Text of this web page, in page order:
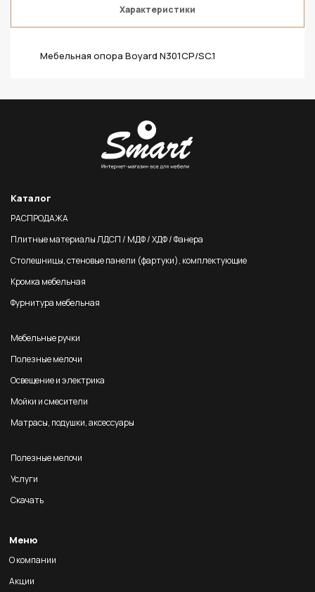
Характеристики
Мебельная опора Boyard N301CP/SC.1
Каталог
РАСПРОДАЖА
Плитные материалы ЛДСП / МДФ / ХДФ / Фанера
Столешницы, стеновые панели (фартуки), комплектующие
Кромка мебельная
Фурнитура мебельная
Мебельные ручки
Полезные мелочи
Освещение и электрика
Мойки и смесители
Матрасы, подушки, аксессуары
Полезные мелочи
Услуги
Скачать
Меню
О компании
Акции